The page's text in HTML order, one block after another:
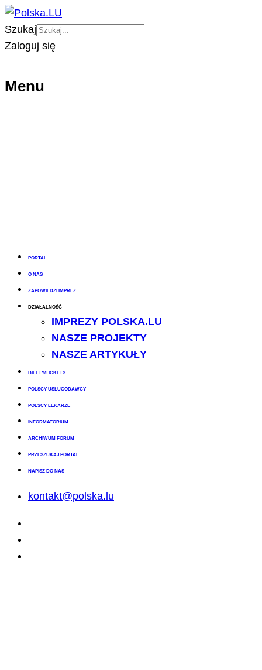
Szukaj
Zaloguj się
Menu
PORTAL
O NAS
ZAPOWIEDZI IMPREZ
DZIAŁALNOŚĆ
IMPREZY POLSKA.LU
NASZE PROJEKTY
NASZE ARTYKUŁY
BILETY/TICKETS
POLSCY USŁUGODAWCY
POLSCY LEKARZE
INFORMATORIUM
ARCHIWUM FORUM
PRZESZUKAJ PORTAL
NAPISZ DO NAS
kontakt@polska.lu